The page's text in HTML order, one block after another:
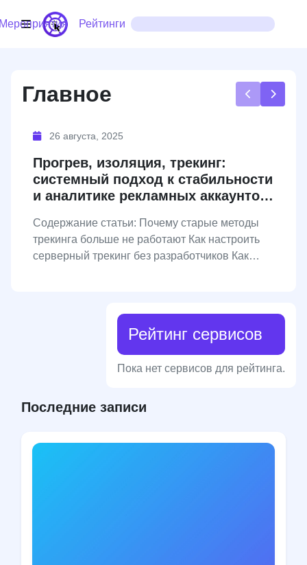
Рейтинги
Ads
Meta Ads
Контакты
мероприятия
Главное
26 августа, 2025
Прогрев, изоляция, трекинг:
системный подход к стабильности
и аналитике рекламных аккаунтов
Содержание статьи: Почему старые методы
трекинга больше не работают Как настроить
серверный трекинг без разработчиков Как
Рейтинг сервисов
Пока нет сервисов для рейтинга.
Последние записи